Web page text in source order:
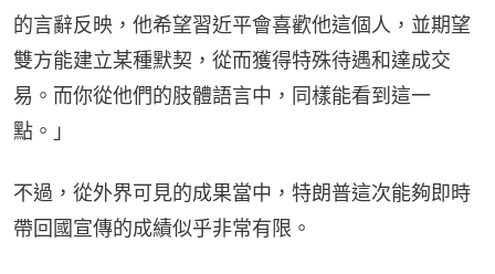
的言辭反映，他希望習近平會喜歡他這個人，並期望
雙方能建立某種默契，從而獲得特殊待遇和達成交
易。而你從他們的肢體語言中，同樣能看到這一
點。」
不過，從外界可見的成果當中，特朗普這次能夠即時
帶回國宣傳的成績似乎非常有限。